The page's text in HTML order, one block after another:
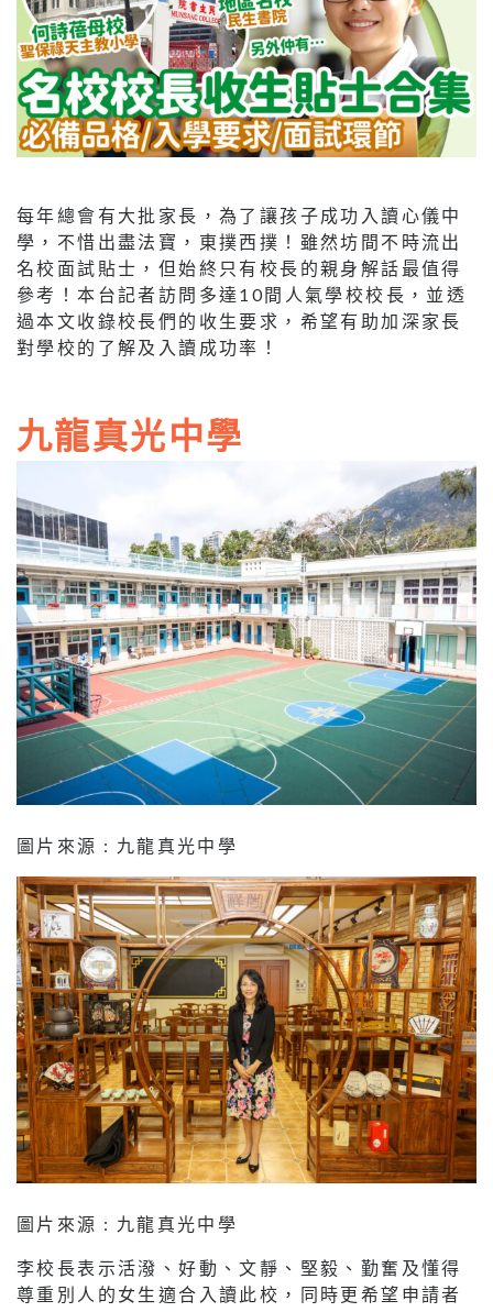
每年總會有大批家長，為了讓孩子成功入讀心儀中
學，不惜出盡法寶，東撲西撲！雖然坊間不時流出
名校面試貼士，但始終只有校長的親身解話最值得
參考！本台記者訪問多達10間人氣學校校長，並透
過本文收錄校長們的收生要求，希望有助加深家長
對學校的了解及入讀成功率！
九龍真光中學
圖片來源 : 九龍真光中學
圖片來源 : 九龍真光中學
李校長表示活潑、好動、文靜、堅毅、勤奮及懂得
尊重別人的女生適合入讀此校，同時更希望申請者